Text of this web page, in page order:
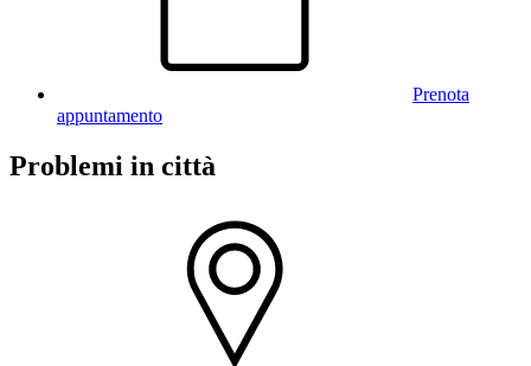
Prenota
appuntamento
Problemi in città